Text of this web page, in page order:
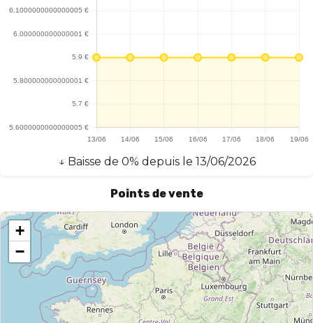
↓ Baisse de 0% depuis le 13/06/2026
Points de vente
+
−